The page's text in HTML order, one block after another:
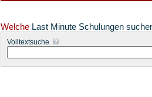
Welche Last Minute Schulungen
Volltextsuche